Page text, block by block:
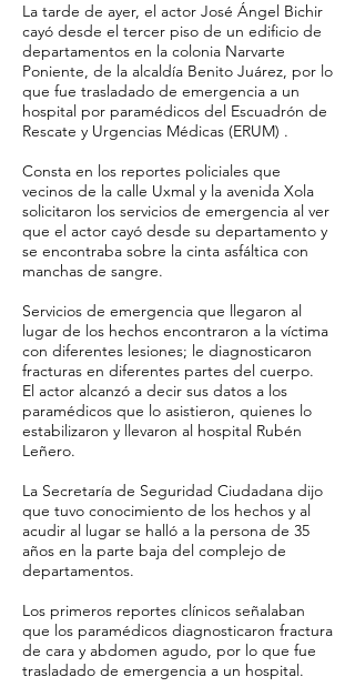
La tarde de ayer, el actor José Ángel Bichir
cayó desde el tercer piso de un edificio de
departamentos en la colonia Narvarte
Poniente, de la alcaldía Benito Juárez, por lo
que fue trasladado de emergencia a un
hospital por paramédicos del Escuadrón de
Rescate y Urgencias Médicas (ERUM) .
Consta en los reportes policiales que
vecinos de la calle Uxmal y la avenida Xola
solicitaron los servicios de emergencia al ver
que el actor cayó desde su departamento y
se encontraba sobre la cinta asfáltica con
manchas de sangre.
Servicios de emergencia que llegaron al
lugar de los hechos encontraron a la víctima
con diferentes lesiones; le diagnosticaron
fracturas en diferentes partes del cuerpo.
El actor alcanzó a decir sus datos a los
paramédicos que lo asistieron, quienes lo
estabilizaron y llevaron al hospital Rubén
Leñero.
La Secretaría de Seguridad Ciudadana dijo
que tuvo conocimiento de los hechos y al
acudir al lugar se halló a la persona de 35
años en la parte baja del complejo de
departamentos.
Los primeros reportes clínicos señalaban
que los paramédicos diagnosticaron fractura
de cara y abdomen agudo, por lo que fue
trasladado de emergencia a un hospital.